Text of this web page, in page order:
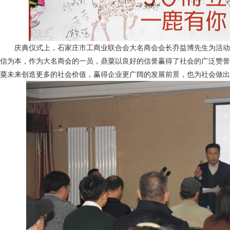
庆典仪式上，石家庄市工商业联合会大名商会会长乔益博先生为活
信为本，作为大名商会的一员，鼎粟以良好的信誉赢得了社会的广泛赞
粟未来创造更多的社会价值，赢得企业更广阔的发展前景，也为社会做